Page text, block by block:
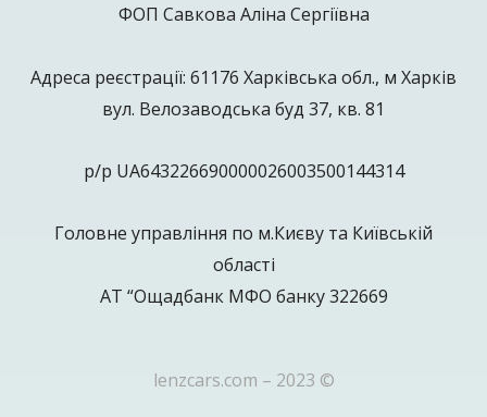
ФОП Савкова Аліна Сергіївна
Адреса реєстрації: 61176 Харківська обл., м Харків
вул. Велозаводська буд 37, кв. 81
р/р UA643226690000026003500144314
Головне управління по м.Києву та Київській
області
АТ “Ощадбанк МФО банку 322669
lenzcars.com – 2023 ©